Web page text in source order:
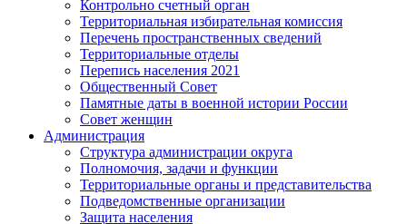
Контрольно счетный орган
Территориальная избирательная комиссия
Перечень пространственных сведений
Территориальные отделы
Перепись населения 2021
Общественный Совет
Памятные даты в военной истории России
Совет женщин
Администрация
Структура администрации округа
Полномочия, задачи и функции
Территориальные органы и представительства
Подведомственные организации
Защита населения